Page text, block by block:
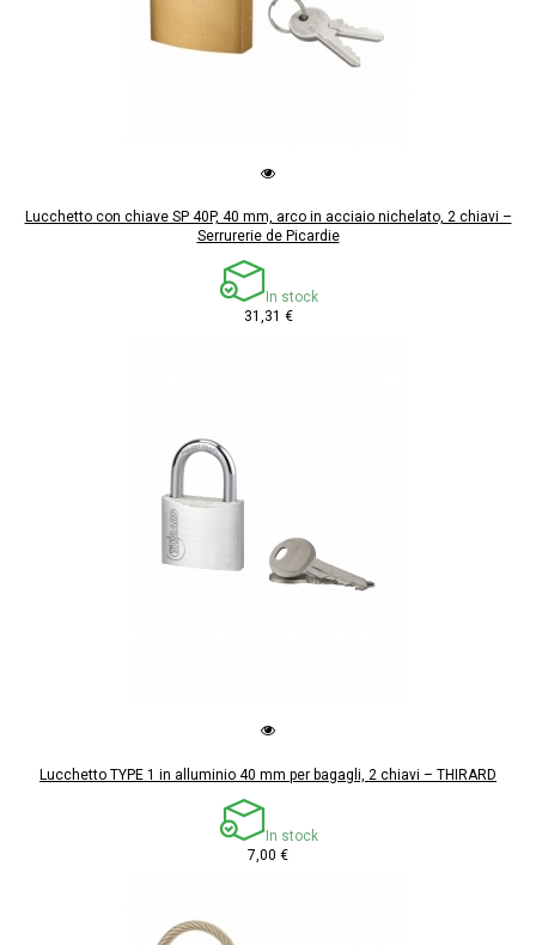
Lucchetto con chiave SP 40P, 40 mm, arco in acciaio nichelato, 2 chiavi –
Serrurerie de Picardie
In stock
31,31 €
Lucchetto TYPE 1 in alluminio 40 mm per bagagli, 2 chiavi – THIRARD
In stock
7,00 €